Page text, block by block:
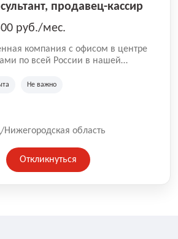
продавец-кассир
руб./мес.
компания с офисом в центре
персонала. В компании
опыт. Оставляйте заявку
Не важно
область
Откликнуться